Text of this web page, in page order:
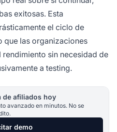
exitosas. Esta
el ciclo de
las organizaciones
sin necesidad de
a testing.
de afiliados hoy
avanzado en minutos. No se
demo